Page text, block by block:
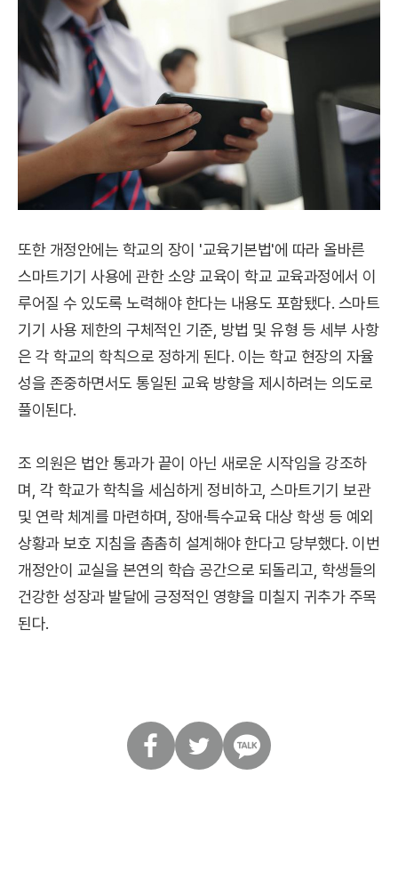
또한 개정안에는 학교의 장이 '교육기본법'에 따라 올바른
스마트기기 사용에 관한 소양 교육이 학교 교육과정에서 이
루어질 수 있도록 노력해야 한다는 내용도 포함됐다. 스마트
기기 사용 제한의 구체적인 기준, 방법 및 유형 등 세부 사항
은 각 학교의 학칙으로 정하게 된다. 이는 학교 현장의 자율
성을 존중하면서도 통일된 교육 방향을 제시하려는 의도로
풀이된다.
조 의원은 법안 통과가 끝이 아닌 새로운 시작임을 강조하
며, 각 학교가 학칙을 세심하게 정비하고, 스마트기기 보관
및 연락 체계를 마련하며, 장애·특수교육 대상 학생 등 예외
상황과 보호 지침을 촘촘히 설계해야 한다고 당부했다. 이번
개정안이 교실을 본연의 학습 공간으로 되돌리고, 학생들의
건강한 성장과 발달에 긍정적인 영향을 미칠지 귀추가 주목
된다.